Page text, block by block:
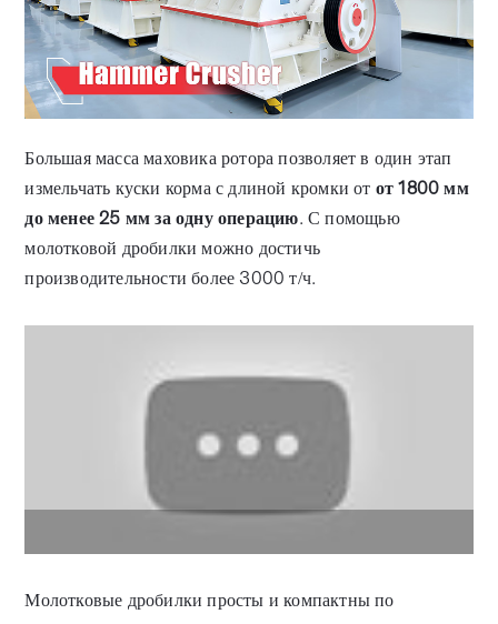
Большая масса маховика ротора позволяет в один этап
измельчать куски корма с длиной кромки от от 1800 мм
до менее 25 мм за одну операцию. С помощью
молотковой дробилки можно достичь
производительности более 3000 т/ч.
Молотковые дробилки просты и компактны по